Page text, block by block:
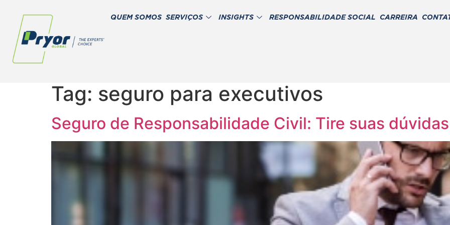
QUEM SOMOS SERVIÇOS INSIGHTS RESPONSABILIDADE SOCIAL CARREIRA
Tag: seguro para executivos
Seguro de Responsabilidade Civil: Tire suas dúvidas